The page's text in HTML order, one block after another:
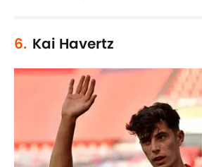
6. Kai Havertz